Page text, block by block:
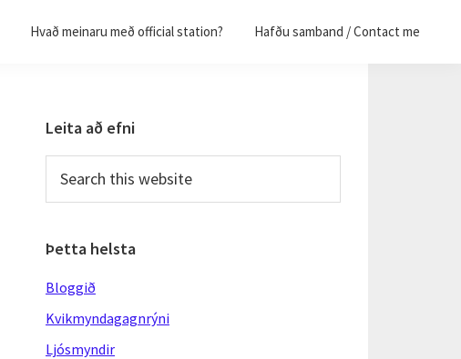
Hvað meinaru með official station? Hafðu samband / Contact me
Primary
Sidebar
Leita að efni
this
Þetta helsta
Bloggið
Kvikmyndagagnrýni
Ljósmyndir